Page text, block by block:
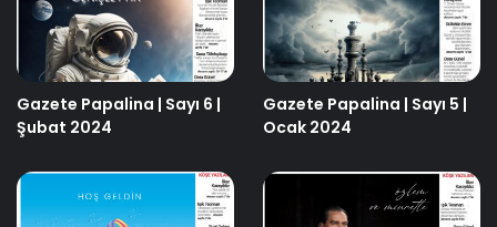
Gazete Papalina | Sayı 6 |
Şubat 2024
Gazete Papalina | Sayı 5 |
Ocak 2024